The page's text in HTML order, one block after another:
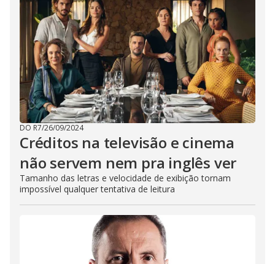
DO R7/26/09/2024
Créditos na televisão e cinema
não servem nem pra inglês ver
Tamanho das letras e velocidade de exibição tornam
impossível qualquer tentativa de leitura